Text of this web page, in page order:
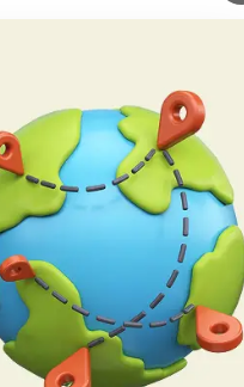
in another language.
ИИ лого Видео с ИИ
в категории